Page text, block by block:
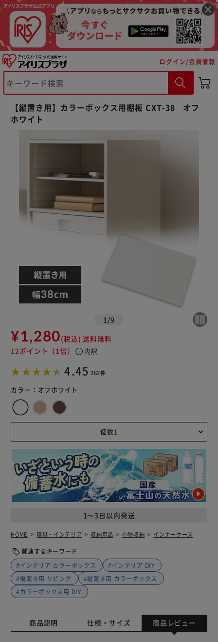
ログイン/会員情報
【縦置き用】カラーボックス用棚板 CXT-38 オフ
ホワイト
1 /9
¥1,280(税込) 送料無料
12ポイント （1倍） info 内訳
4.45 282件
カラー： オフホワイト
1～3日以内発送
HOME 寝具・インテリア 収納用品 小物収納 インナーケース
関連するキーワード
#インテリア カラーボックス
#インテリア DIY
#縦置き用 リビング
#縦置き用 カラーボックス
#カラーボックス用 DIY
商品説明 仕様・サイズ 商品レビュー
※ご確認ください
カートに入れる